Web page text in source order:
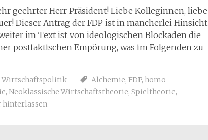
geehrter Herr Präsident! Liebe Kolleginnen, liebe
Dieser Antrag der FDP ist in mancherlei Hinsicht
im Text ist von ideologischen Blockaden die
postfaktischen Empörung, was im Folgenden zu
Wirtschaftspolitik Alchemie, FDP, homo
, Neoklassische Wirtschaftstheorie, Spieltheorie,